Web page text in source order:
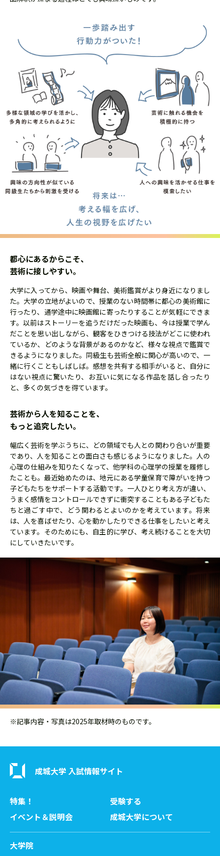
都心にあるからこそ、
芸術に接しやすい。
大学に入ってから、映画や舞台、美術鑑賞がより身近になりまし
た。大学の立地がよいので、授業のない時間帯に都心の美術館に
行ったり、通学途中に映画館に寄ったりすることが気軽にできま
す。以前はストーリーを追うだけだった映画も、今は授業で学ん
だことを思い出しながら、観客をひきつける技法がどこに使われ
ているか、どのような背景があるのかなど、様々な視点で鑑賞で
きるようになりました。同級生も芸術全般に関心が高いので、一
緒に行くこともしばしば。感想を共有する相手がいると、自分に
はない視点に驚いたり、お互いに気になる作品を話し合ったり
と、多くの気づきを得ています。
芸術から人を知ることを、
もっと追究したい。
幅広く芸術を学ぶうちに、どの領域でも人との関わり合いが重要
であり、人を知ることの面白さも感じるようになりました。人の
心理の仕組みを知りたくなって、他学科の心理学の授業を履修し
たことも。最近始めたのは、地元にある学童保育で障がいを持つ
子どもたちをサポートする活動です。一人ひとり考え方が違い、
うまく感情をコントロールできずに衝突することもある子どもた
ちと過ごす中で、どう関わるとよいのかを考えています。将来
は、人を喜ばせたり、心を動かしたりできる仕事をしたいと考え
ています。そのためにも、自主的に学び、考え続けることを大切
にしていきたいです。
※記事内容・写真は2025年取材時のものです。
成城大学 入試情報サイト
特集！
受験する
イベント＆説明会
成城大学について
大学院